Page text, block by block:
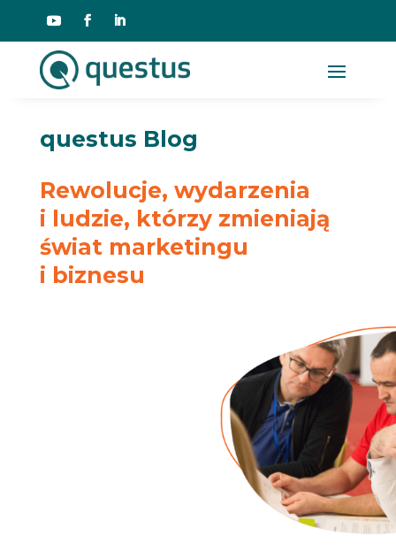
questus Blog
Rewolucje, wydarzenia
i ludzie, którzy zmieniają
świat marketingu
i biznesu